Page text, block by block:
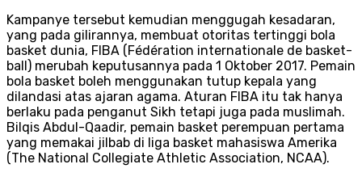
Kampanye tersebut kemudian menggugah kesadaran,
yang pada gilirannya, membuat otoritas tertinggi bola
basket dunia, FIBA (Fédération internationale de basket-
ball) merubah keputusannya pada 1 Oktober 2017. Pemain
bola basket boleh menggunakan tutup kepala yang
dilandasi atas ajaran agama. Aturan FIBA itu tak hanya
berlaku pada penganut Sikh tetapi juga pada muslimah.
Bilqis Abdul-Qaadir, pemain basket perempuan pertama
yang memakai jilbab di liga basket mahasiswa Amerika
(The National Collegiate Athletic Association, NCAA).